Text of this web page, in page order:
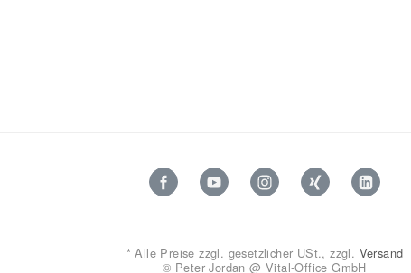
*Alle Preise zzgl. gesetzlicher USt., zzgl. Versand
© Peter Jordan @ Vital-Office GmbH